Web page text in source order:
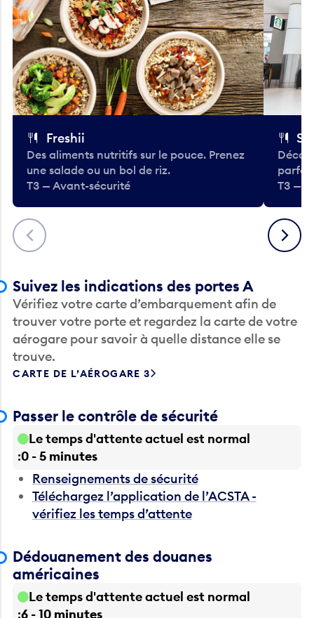
Précédent
Freshii
Des aliments nutritifs sur le pouce. Prenez
une salade ou un bol de riz.
T3 — Avant-sécurité
T3 —
Suivant
Suivez les indications des portes A
Vérifiez votre carte d’embarquement afin de
trouver votre porte et regardez la carte de votre
aérogare pour savoir à quelle distance elle se
trouve.
CARTE DE L’AÉROGARE 3
Passer le contrôle de sécurité
Le temps d'attente actuel est normal
0 - 5 minutes
Renseignements de sécurité
Téléchargez l’application de l’ACSTA -
vérifiez les temps d’attente
Dédouanement des douanes
américaines
Le temps d'attente actuel est normal
6 - 10 minutes